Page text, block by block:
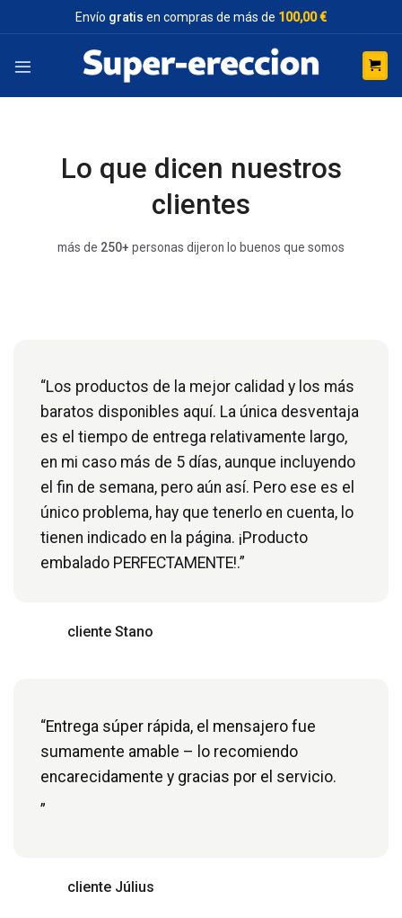
Envío gratis en compras de más de 100,00 €
Lo que dicen nuestros
clientes
más de 250+ personas dijeron lo buenos que somos
“Los productos de la mejor calidad y los más
baratos disponibles aquí. La única desventaja
es el tiempo de entrega relativamente largo,
en mi caso más de 5 días, aunque incluyendo
el fin de semana, pero aún así. Pero ese es el
único problema, hay que tenerlo en cuenta, lo
tienen indicado en la página. ¡Producto
embalado PERFECTAMENTE!.”
cliente Stano
“Entrega súper rápida, el mensajero fue
sumamente amable – lo recomiendo
encarecidamente y gracias por el servicio.
”
cliente Július